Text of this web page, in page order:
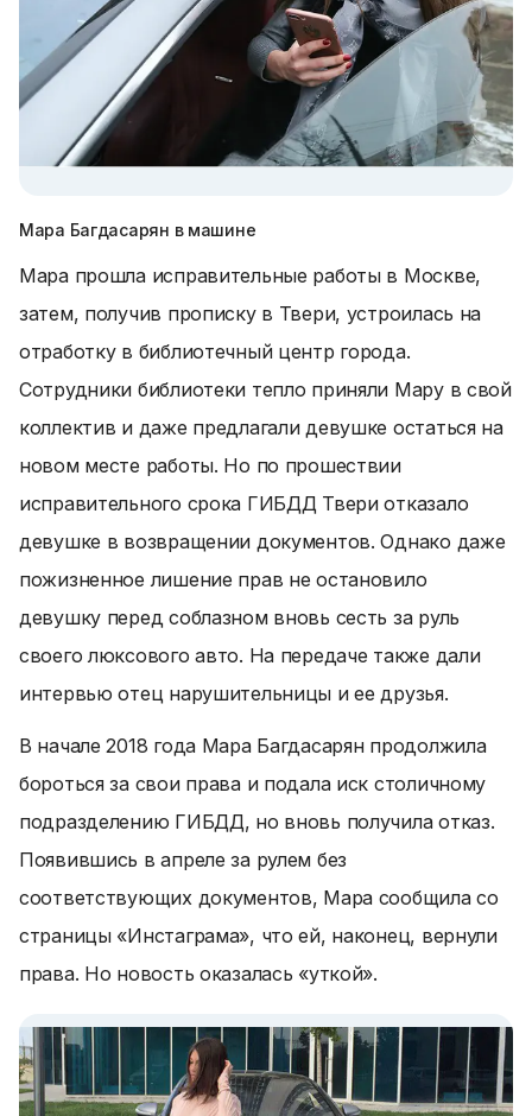
Мара Багдасарян в машине
Мара прошла исправительные работы в Москве,
затем, получив прописку в Твери, устроилась на
отработку в библиотечный центр города.
Сотрудники библиотеки тепло приняли Мару в свой
коллектив и даже предлагали девушке остаться на
новом месте работы. Но по прошествии
исправительного срока ГИБДД Твери отказало
девушке в возвращении документов. Однако даже
пожизненное лишение прав не остановило
девушку перед соблазном вновь сесть за руль
своего люксового авто. На передаче также дали
интервью отец нарушительницы и ее друзья.
В начале 2018 года Мара Багдасарян продолжила
бороться за свои права и подала иск столичному
подразделению ГИБДД, но вновь получила отказ.
Появившись в апреле за рулем без
соответствующих документов, Мара сообщила со
страницы «Инстаграма», что ей, наконец, вернули
права. Но новость оказалась «уткой».